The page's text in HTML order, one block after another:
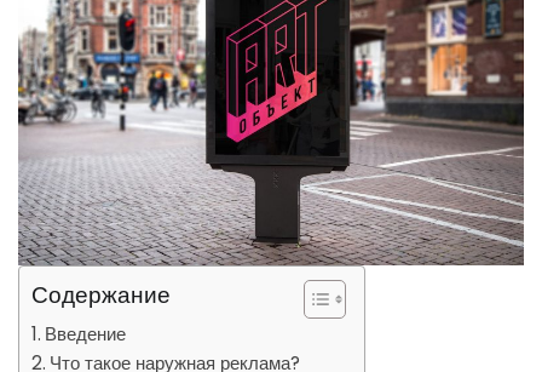
Содержание
Введение
Что такое наружная реклама?